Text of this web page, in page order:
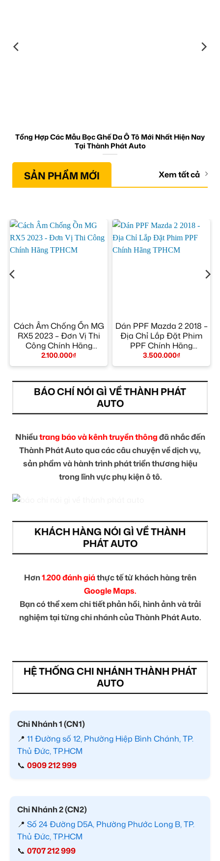
Tổng Hợp Các Mẫu Bọc Ghế Da Ô Tô Mới Nhất Hiện Nay
Tại Thành Phát Auto
SẢN PHẨM MỚI Xem tất cả
Cách Âm Chống Ồn MG
RX5 2023 – Đơn Vị Thi
Công Chính Hãng
TPHCM
2.100.000₫
Dán PPF Mazda 2 2018 –
Địa Chỉ Lắp Đặt Phim
PPF Chính Hãng
TPHCM
3.500.000₫
BÁO CHÍ NÓI GÌ VỀ THÀNH PHÁT
AUTO
Nhiềutrang báo và kênh truyền thôngđã nhắc đến
Thành Phát Auto qua các câu chuyện về dịch vụ,
sản phẩm và hành trình phát triển thương hiệu
trong lĩnh vực phụ kiện ô tô.
KHÁCH HÀNG NÓI GÌ VỀ THÀNH
PHÁT AUTO
Hơn1.200 đánh giáthực tế từ khách hàng trên
Google Maps.
Bạn có thể xem chi tiết phản hồi, hình ảnh và trải
nghiệm tại từng chi nhánh của Thành Phát Auto.
HỆ THỐNG CHI NHÁNH THÀNH PHÁT
AUTO
Chi Nhánh 1 (CN1)
📍 11 Đường số 12, Phường Hiệp Bình Chánh, TP.
Thủ Đức, TP.HCM
📞 0909 212 999
Chi Nhánh 2 (CN2)
📍 Số 24 Đường D5A, Phường Phước Long B, TP.
Thủ Đức, TP.HCM
📞 0707 212 999